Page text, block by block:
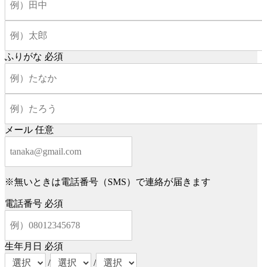
ふりがな 必須
メール 任意
※無いときは電話番号（SMS）で連絡が届きます
電話番号 必須
生年月日 必須
/
/